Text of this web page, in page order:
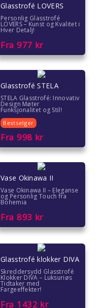
Glasstrofé LOVERS
Personlig Glasstrofé
LOVERS – Kunst og Kvalitet i
Hver Detalj!
Fra 977 kr
Glasstrofé STELA
STELA Glasstrofé: Innovativ
Design Møter
Funksjonalitet og Stil!
Bestselger
Fra 998 kr
Vase Okinawa II
Vase Okinawa II – Eleganse
og Personlig Touch fra
Bohemia
Fra 893 kr
Glasstrofé klokker DIVA
Skreddersydd Glasstrofé
Klokker DIVA – Luksuriøs
Tidtaker med
Fargeeffekter!
Fra 1432 kr